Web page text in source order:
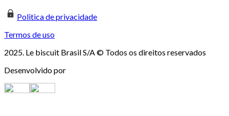
Politica de privacidade
Termos de uso
2025. Le biscuit Brasil S/A © Todos os direitos reservados
Desenvolvido por